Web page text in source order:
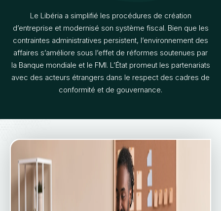
Le Libéria a simplifié les procédures de création
d’entreprise et modernisé son système fiscal. Bien que les
contraintes administratives persistent, l’environnement des
affaires s’améliore sous l’effet de réformes soutenues par
la Banque mondiale et le FMI. L’État promeut les partenariats
avec des acteurs étrangers dans le respect des cadres de
conformité et de gouvernance.